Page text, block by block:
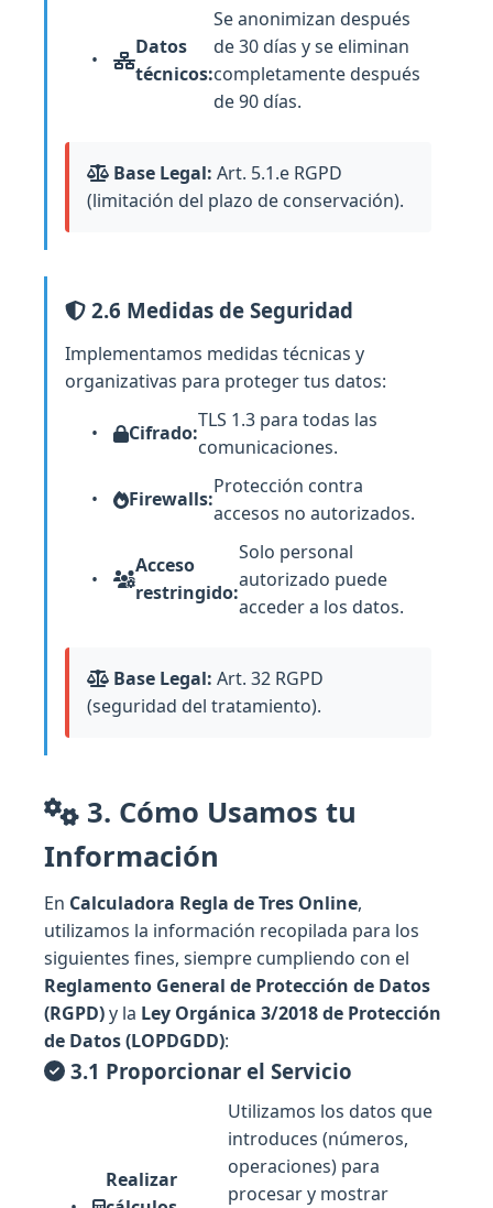
Datos
técnicos:
Se anonimizan después
de 30 días y se eliminan
completamente después
de 90 días.
Base Legal: Art. 5.1.e RGPD
(limitación del plazo de conservación).
2.6 Medidas de Seguridad
Implementamos medidas técnicas y
organizativas para proteger tus datos:
Cifrado:
TLS 1.3 para todas las
comunicaciones.
Firewalls:
Protección contra
accesos no autorizados.
Acceso
restringido:
Solo personal
autorizado puede
acceder a los datos.
Base Legal: Art. 32 RGPD
(seguridad del tratamiento).
3. Cómo Usamos tu
Información
En Calculadora Regla de Tres Online,
utilizamos la información recopilada para los
siguientes fines, siempre cumpliendo con el
Reglamento General de Protección de Datos
(RGPD)y la Ley Orgánica 3/2018 de Protección
de Datos (LOPDGDD):
3.1 Proporcionar el Servicio
Realizar
Utilizamos los datos que
introduces (números,
operaciones) para
procesar y mostrar